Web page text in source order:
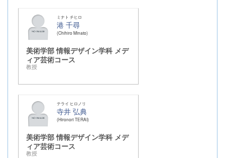
ミナト チヒロ
港 千尋
Chihiro Minato
美術学部 情報デザイン学科 メデ
ィア芸術コース
教授
テライ ヒロノリ
寺井 弘典
Hironori TERAI
美術学部 情報デザイン学科 メデ
ィア芸術コース
教授